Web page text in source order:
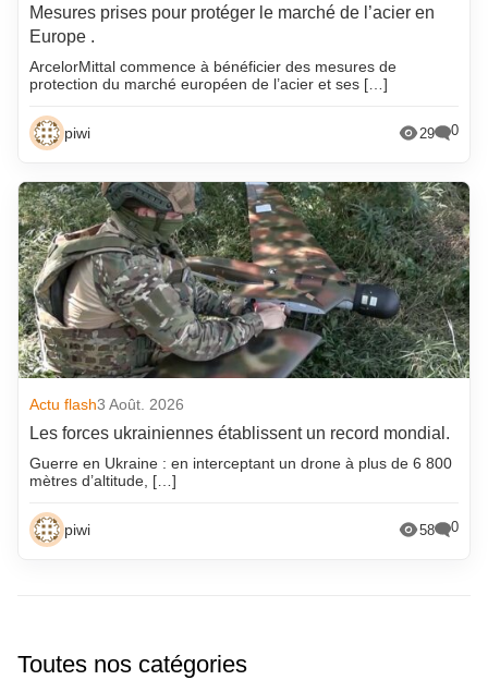
Mesures prises pour protéger le marché de l’acier en
Europe .
ArcelorMittal commence à bénéficier des mesures de
protection du marché européen de l’acier et ses […]
piwi 29 0
Actu flash3 Août. 2026
Les forces ukrainiennes établissent un record mondial.
Guerre en Ukraine : en interceptant un drone à plus de 6 800
mètres d’altitude, […]
piwi 58 0
Toutes nos catégories